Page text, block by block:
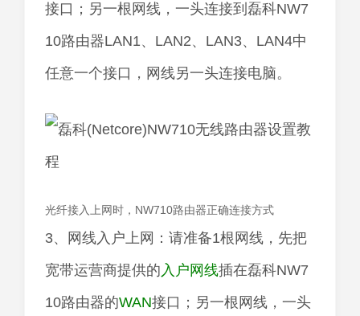
接口；另一根网线，一头连接到磊科NW7
10路由器LAN1、LAN2、LAN3、LAN4中
任意一个接口，网线另一头连接电脑。
光纤接入上网时，NW710路由器正确连接方式
3、网线入户上网：请准备1根网线，先把
宽带运营商提供的入户网线插在磊科NW7
10路由器的WAN接口；另一根网线，一头